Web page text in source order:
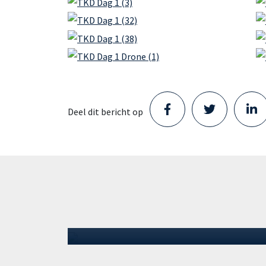
Deel dit bericht op
Staad opent nieuw Parts